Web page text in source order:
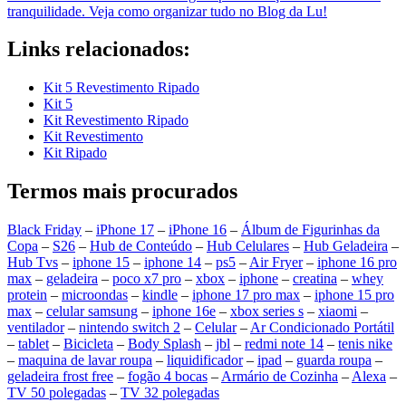
tranquilidade. Veja como organizar tudo no Blog da Lu!
Links relacionados:
Kit 5 Revestimento Ripado
Kit 5
Kit Revestimento Ripado
Kit Revestimento
Kit Ripado
Termos mais procurados
Black Friday – iPhone 17 – iPhone 16 – Álbum de Figurinhas da
Copa – S26 – Hub de Conteúdo – Hub Celulares – Hub Geladeira –
Hub Tvs – iphone 15 – iphone 14 – ps5 – Air Fryer– iphone 16 pro
max – geladeira – poco x7 pro – xbox – iphone – creatina – whey
protein – microondas – kindle – iphone 17 pro max – iphone 15 pro
max – celular samsung – iphone 16e – xbox series s – xiaomi –
ventilador– nintendo switch 2 – Celular– Ar Condicionado Portátil
– tablet – Bicicleta – Body Splash – jbl – redmi note 14 – tenis nike
– maquina de lavar roupa – liquidificador– ipad – guarda roupa –
geladeira frost free – fogão 4 bocas – Armário de Cozinha – Alexa –
TV 50 polegadas – TV 32 polegadas